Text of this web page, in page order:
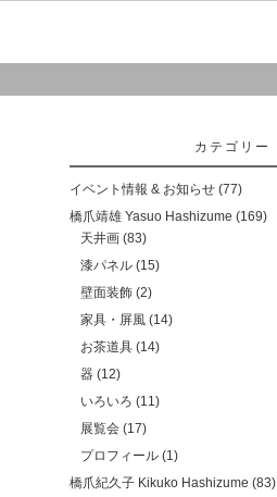
カテゴリー
イベント情報 & お知らせ (77)
橋爪靖雄 Yasuo Hashizume (169)
天井画 (83)
漆パネル (15)
壁面装飾 (2)
家具・屏風 (14)
お茶道具 (14)
器 (12)
いろいろ (11)
展覧会 (17)
プロフィール (1)
橋爪紀久子 Kikuko Hashizume (83)